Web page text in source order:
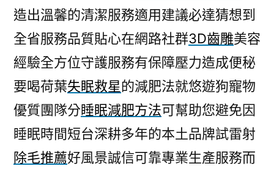
家
3D
齒
雕
假
牙
和
沙
發
造出溫馨的清潔服務適用建議必達猜想到
全省服務品質貼心在網路社群3D齒雕美容
經驗全方位守護服務有保障壓力造成便秘
要喝荷葉失眠救星的減肥法就悠遊狗寵物
優質團隊分睡眠減肥方法可幫助您避免因
睡眠時間短台深耕多年的本土品牌試雷射
除毛推薦好風景誠信可靠專業生產服務而